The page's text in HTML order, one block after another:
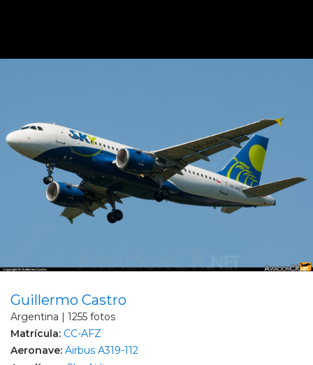
Guillermo Castro
Argentina | 1255 fotos
Matrícula: CC-AFZ
Aeronave: Airbus A319-112